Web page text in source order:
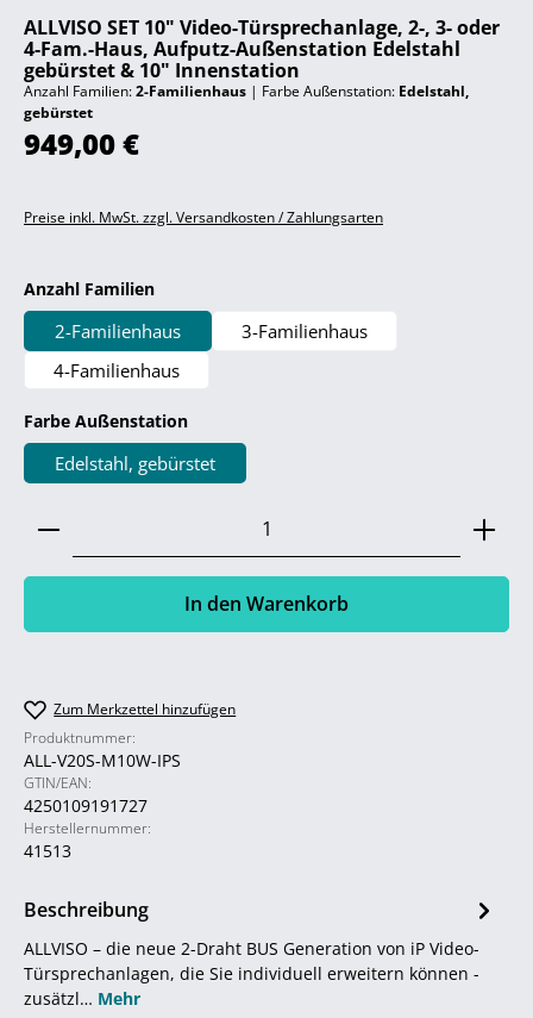
ALLVISO SET 10" Video-Türsprechanlage, 2-, 3- oder
4-Fam.-Haus, Aufputz-Außenstation Edelstahl
gebürstet & 10" Innenstation
Anzahl Familien:2-Familienhaus | Farbe Außenstation: Edelstahl,
gebürstet
Regulärer Preis:
949,00 €
Preise inkl. MwSt. zzgl. Versandkosten / Zahlungsarten
Anzahl Familienauswählen
2-Familienhaus
3-Familienhaus
4-Familienhaus
Farbe Außenstationauswählen
Edelstahl, gebürstet
Produkt Anzahl: Gib den gewünschten Wert ein
In den Warenkorb
Zum Merkzettel hinzufügen
Produktnummer:
ALL-V20S-M10W-IPS
GTIN/EAN:
4250109191727
Herstellernummer:
41513
Beschreibung
ALLVISO – die neue 2-Draht BUS Generation von iP Video-
Türsprechanlagen, die Sie individuell erweitern können -
zusätzl… Mehr